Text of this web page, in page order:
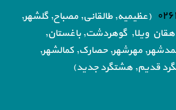
(عظیمیه, طالقانی, مصباح, گلشهر,
ویلا, گوهردشت, باغستان,
مهرشهر, حصارک, کمالشهر,
قدیم, هشتگرد جدید)